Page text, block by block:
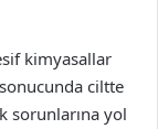
kimyasallar
ciltte
sorunlarına yol